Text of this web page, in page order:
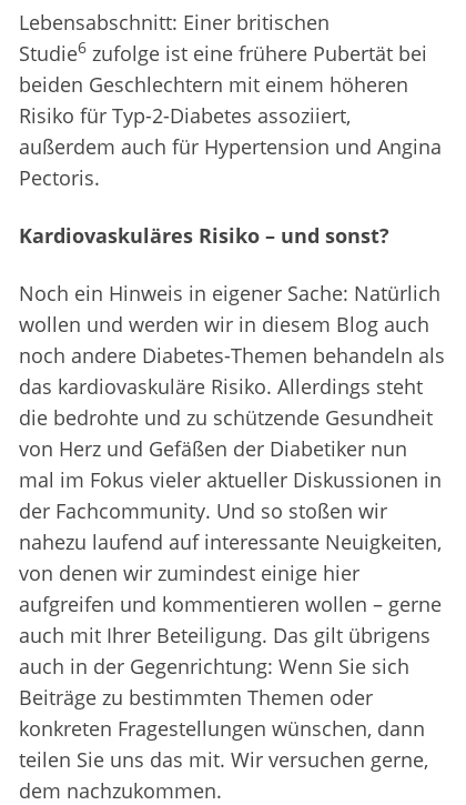
Lebensabschnitt: Einer britischen
Studie6 zufolge ist eine frühere Pubertät bei
beiden Geschlechtern mit einem höheren
Risiko für Typ-2-Diabetes assoziiert,
außerdem auch für Hypertension und Angina
Pectoris.
Kardiovaskuläres Risiko – und sonst?
Noch ein Hinweis in eigener Sache: Natürlich
wollen und werden wir in diesem Blog auch
noch andere Diabetes-Themen behandeln als
das kardiovaskuläre Risiko. Allerdings steht
die bedrohte und zu schützende Gesundheit
von Herz und Gefäßen der Diabetiker nun
mal im Fokus vieler aktueller Diskussionen in
der Fachcommunity. Und so stoßen wir
nahezu laufend auf interessante Neuigkeiten,
von denen wir zumindest einige hier
aufgreifen und kommentieren wollen – gerne
auch mit Ihrer Beteiligung. Das gilt übrigens
auch in der Gegenrichtung: Wenn Sie sich
Beiträge zu bestimmten Themen oder
konkreten Fragestellungen wünschen, dann
teilen Sie uns das mit. Wir versuchen gerne,
dem nachzukommen.